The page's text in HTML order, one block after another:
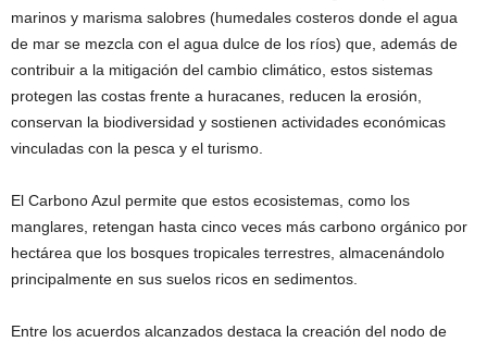
marinos y marisma salobres (humedales costeros donde el agua
de mar se mezcla con el agua dulce de los ríos) que, además de
contribuir a la mitigación del cambio climático, estos sistemas
protegen las costas frente a huracanes, reducen la erosión,
conservan la biodiversidad y sostienen actividades económicas
vinculadas con la pesca y el turismo.
El Carbono Azul permite que estos ecosistemas, como los
manglares, retengan hasta cinco veces más carbono orgánico por
hectárea que los bosques tropicales terrestres, almacenándolo
principalmente en sus suelos ricos en sedimentos.
Entre los acuerdos alcanzados destaca la creación del nodo de